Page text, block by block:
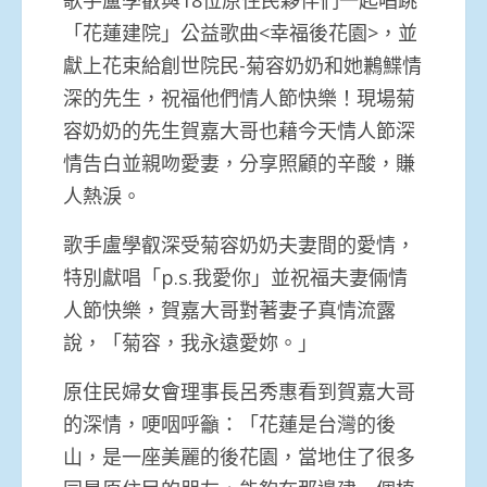
「花蓮建院」公益歌曲<幸福後花園>，並
獻上花束給創世院民-菊容奶奶和她鶼鰈情
深的先生，祝福他們情人節快樂！現場菊
容奶奶的先生賀嘉大哥也藉今天情人節深
情告白並親吻愛妻，分享照顧的辛酸，賺
人熱淚。
歌手盧學叡深受菊容奶奶夫妻間的愛情，
特別獻唱「p.s.我愛你」並祝福夫妻倆情
人節快樂，賀嘉大哥對著妻子真情流露
說，「菊容，我永遠愛妳。」
原住民婦女會理事長呂秀惠看到賀嘉大哥
的深情，哽咽呼籲：「花蓮是台灣的後
山，是一座美麗的後花園，當地住了很多